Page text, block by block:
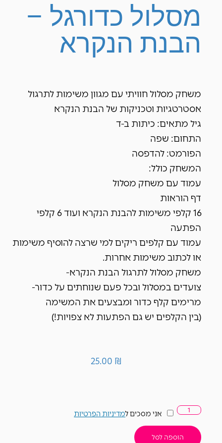
מסלול כדורגל –
הבנת הנקרא
משחק מסלול חוויתי עם מגוון משימות לתרגול
אסטרטגיות וטכניקות של הבנת הנקרא
גיל מתאים: כיתות ב-ד
התחום: שפה
הפורמט: להדפסה
המשחק כולל:
עמוד עם משחק מסלול
דף הוראות
16 קלפי משימות להבנת הנקרא ועוד 6 קלפי
הפתעה
עמוד עם קלפים ריקים למי שרצה להוסיף משימות
או לכתוב משימות אחרות.
משחק מסלול לתרגול הבנת הנקרא-
צועדים במסלול ובכל פעם שנוחתים על כדור-
מרימים קלף כדור ומבצעים את המשימה
(בין הקלפים יש גם הפתעות לא צפויות!)
25.00 ₪
אני מסכים למדיניות הפרטיות
הוספה לסל